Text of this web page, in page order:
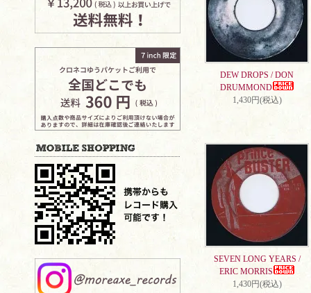
DEW DROPS / DON
DRUMMOND
1,430円(税込)
SEVEN LONG YEARS /
ERIC MORRIS
1,430円(税込)